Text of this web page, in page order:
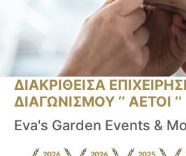
ΔΙΑΚΡΙΘΕΙΣΑ
ΔΙΑΓΩΝΙΣΜΟΥ ‘’ ΑΕΤΟΙ ‘’
Eva's Garden Events &